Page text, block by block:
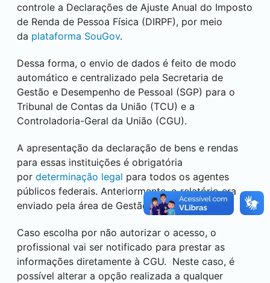
controle a Declarações de Ajuste Anual do Imposto
de Renda de Pessoa Física (DIRPF), por meio
da plataforma SouGov.
Dessa forma, o envio de dados é feito de modo
automático e centralizado pela Secretaria de
Gestão e Desempenho de Pessoal (SGP) para o
Tribunal de Contas da União (TCU) e a
Controladoria-Geral da União (CGU).
A apresentação da declaração de bens e rendas
para essas instituições é obrigatória
por determinação legal para todos os agentes
públicos federais. Anteriormente, o relatório era
enviado pela área de Gestão de Pessoas.
Caso escolha por não autorizar o acesso, o
profissional vai ser notificado para prestar as
informações diretamente à CGU. Neste caso, é
possível alterar a opção realizada a qualquer